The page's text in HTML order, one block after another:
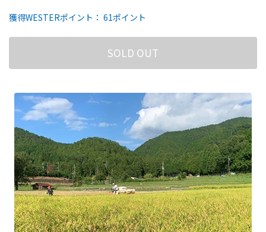
獲得WESTERポイント： 61ポイント
SOLD OUT